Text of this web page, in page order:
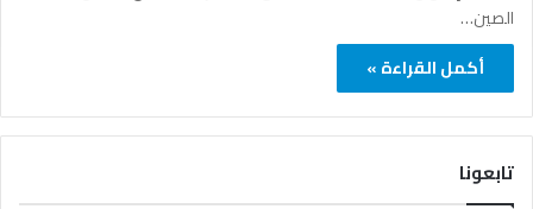
الصين…
أكمل القراءة »
تابعونا